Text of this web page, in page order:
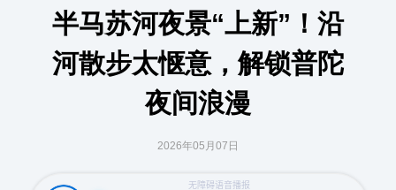
半马苏河夜景“上新”！沿
河散步太惬意，解锁普陀
夜间浪漫
2026年05月07日